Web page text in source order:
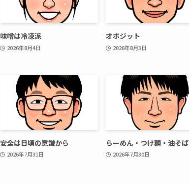
味噌は冷凍派
2026年8月4日
オポジット
2026年8月3日
安全は日頃の意識から
2026年7月31日
らーめん・つけ麵・油そば
2026年7月30日